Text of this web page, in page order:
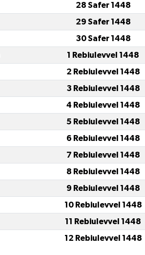
28 Safer 1448
29 Safer 1448
30 Safer 1448
1 Rebiulevvel 1448
2 Rebiulevvel 1448
3 Rebiulevvel 1448
4 Rebiulevvel 1448
5 Rebiulevvel 1448
6 Rebiulevvel 1448
7 Rebiulevvel 1448
8 Rebiulevvel 1448
9 Rebiulevvel 1448
10 Rebiulevvel 1448
11 Rebiulevvel 1448
12 Rebiulevvel 1448